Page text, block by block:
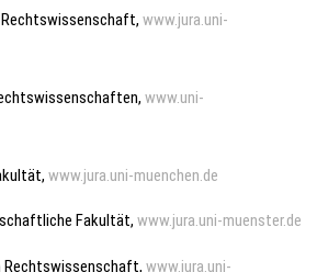
www.jura.uni-
www.uni-
www.jura.uni-muenchen.de
Fakultät,www.jura.uni-muenster.de
Rechtswissenschaft,www.jura.uni-